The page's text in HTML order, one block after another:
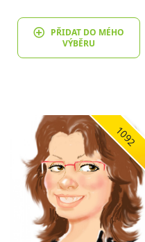
PŘIDAT DO MÉHO
VÝBĚRU
1092